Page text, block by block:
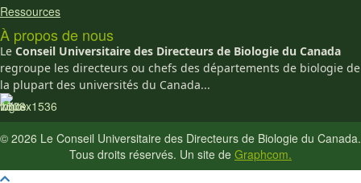
Ressources
À propos de nous
Le Conseil Universitaire des Directeurs de Biologie du Canada
regroupe les directeurs ou chefs des départements de biologie de
la plupart des universités du Canada...
© 2026 Le Conseil Universitaire des Directeurs de Biologie du Canada.
Tous droits réservés. Un site de Graphcom.
Retourner vers le haut